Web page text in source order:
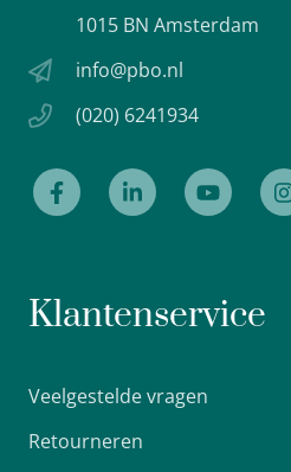
1015 BN Amsterdam
info@pbo.nl
(020) 6241934
Klantenservice
Veelgestelde vragen
Retourneren